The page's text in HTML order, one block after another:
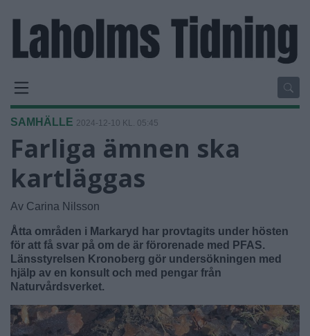
SAMHÄLLE 2024-12-10 KL. 05:45
Farliga ämnen ska
kartläggas
Av Carina Nilsson
Åtta områden i Markaryd har provtagits under hösten
för att få svar på om de är förorenade med PFAS.
Länsstyrelsen Kronoberg gör undersökningen med
hjälp av en konsult och med pengar från
Naturvårdsverket.